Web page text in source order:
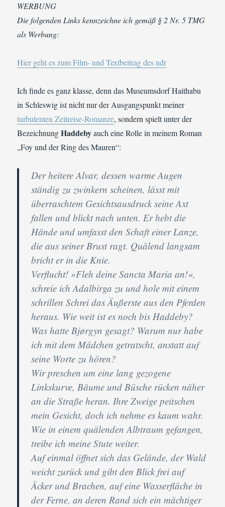
WERBUNG
Die folgenden Links kennzeichne ich gemäß § 2 Nr. 5 TMG
als Werbung:
Hier geht es zum Film- und Textbeitrag des ndr
Ich finde es ganz klasse, denn das Museumsdorf Haithabu
in Schleswig ist nicht nur der Ausgangspunkt meiner
turbulenten Zeitreise-Romanze, sondern spielt unter der
BezeichnungHaddebyauch eine Rolle in meinem Roman
„Foy und der Ring des Mauren“:
Der heitere Alvar, dessen warme Augen
ständig zu zwinkern scheinen, lässt mit
überraschtem Gesichtsausdruck seine Axt
fallen und blickt nach unten. Er hebt die
Hände und umfasst den Schaft einer Lanze,
die aus seiner Brust ragt. Quälend langsam
bricht er in die Knie.
Verflucht! »Fleh deine Sancta Maria an!«,
schreie ich Adalbirga zu und hole mit einem
schrillen Schrei das Äußerste aus den Pferden
heraus. Wie weit ist es noch bis Haddeby?
Was hatte Bjørgyn gesagt? Warum nur habe
ich mit dem Mädchen getratscht, anstatt auf
seine Worte zu hören?
Wir preschen um eine lang gezogene
Linkskurve, Bäume und Büsche rücken näher
an die Straße heran. Ihre Zweige peitschen
mein Gesicht, doch ich nehme es kaum wahr.
Wie in einem quälenden Albtraum gefangen,
treibe ich meine Stute weiter.
Auf einmal öffnet sich das Gelände, der Wald
weicht zurück und gibt den Blick frei auf
Äcker und Brachen, auf eine Wasserfläche in
der Ferne, an deren Rand sich ein mächtiger